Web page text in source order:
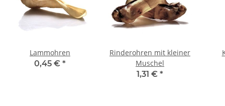
Lammohren
0,45 € *
Rinderohren mit kleiner
Muschel
1,31 € *